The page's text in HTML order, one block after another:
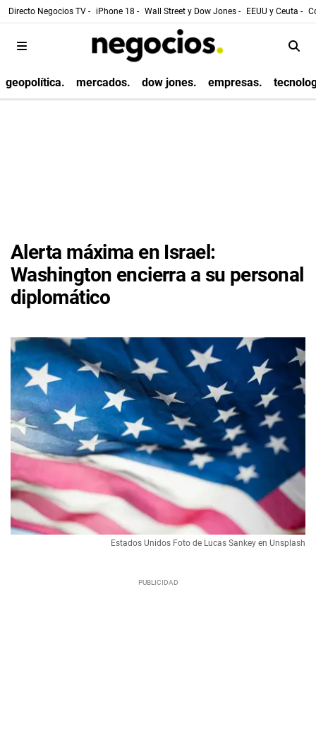
Directo Negocios TV - iPhone 18 - Wall Street y Dow Jones - EEUU y Ceuta -
geopolítica. mercados. dow jones. empresas.
Alerta máxima en Israel:
Washington encierra a su personal
diplomático
Estados Unidos Foto de Lucas Sankey en Unsplash